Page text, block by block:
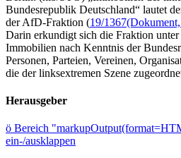
Bundesrepublik Deutschland“ lautet
der AfD-Fraktion (19/1367
Darin erkundigt sich die Fraktion unter
Immobilien nach Kenntnis der
Personen, Parteien, Vereinen,
die der linksextremen Szene
Herausgeber
ö Bereich
ein-/ausklappen